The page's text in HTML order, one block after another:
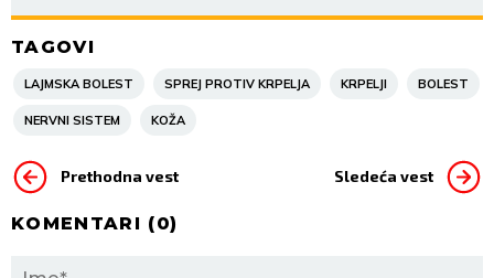
TAGOVI
LAJMSKA BOLEST SPREJ PROTIV KRPELJA KRPELJI BOLEST
NERVNI SISTEM KOŽA
Prethodna vest Sledeća vest
KOMENTARI (0)